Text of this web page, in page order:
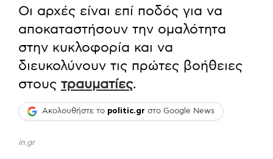
Οι αρχές είναι επί ποδός για να
αποκαταστήσουν την ομαλότητα
στην κυκλοφορία και να
διευκολύνουν τις πρώτες βοήθειες
στους τραυματίες.
Ακολουθήστε το politic.gr στο Google News
in.gr